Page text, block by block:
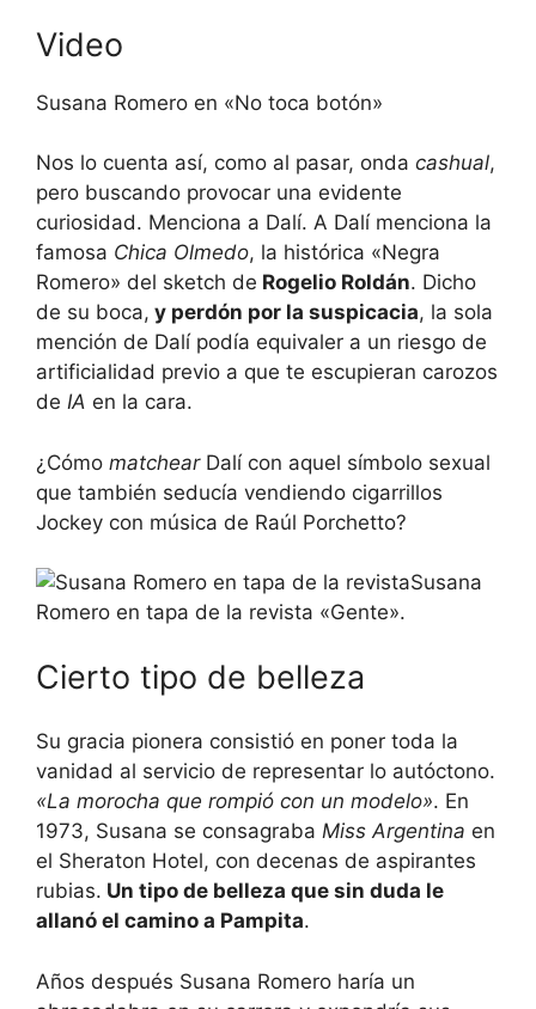
Video
Susana Romero en «No toca botón»
Nos lo cuenta así, como al pasar, onda cashual,
pero buscando provocar una evidente
curiosidad. Menciona a Dalí. A Dalí menciona la
famosa Chica Olmedo, la histórica «Negra
Romero» del sketch de Rogelio Roldán. Dicho
de su boca, y perdón por la suspicacia, la sola
mención de Dalí podía equivaler a un riesgo de
artificialidad previo a que te escupieran carozos
de IA en la cara.
¿Cómo matchearDalí con aquel símbolo sexual
que también seducía vendiendo cigarrillos
Jockey con música de Raúl Porchetto?
Susana
Romero en tapa de la revista «Gente».
Cierto tipo de belleza
Su gracia pionera consistió en poner toda la
vanidad al servicio de representar lo autóctono.
«La morocha que rompió con un modelo». En
1973, Susana se consagraba Miss Argentina en
el Sheraton Hotel, con decenas de aspirantes
rubias. Un tipo de belleza que sin duda le
allanó el camino a Pampita.
Años después Susana Romero haría un